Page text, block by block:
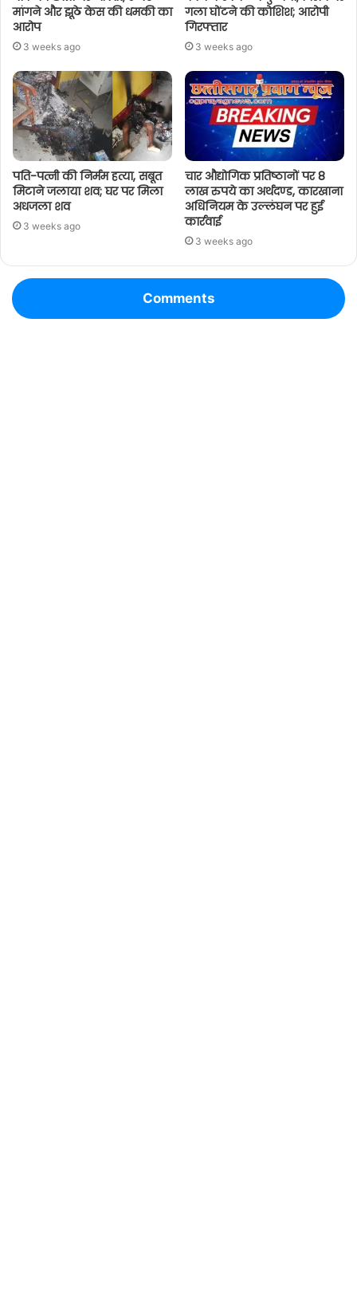
मांगने और झूठे केस की धमकी का
आरोप
3 weeks ago
गला घोंटने की कोशिश; आरोपी
गिरफ्तार
3 weeks ago
पति-पत्नी की निर्मम हत्या, सबूत
मिटाने जलाया शव; घर पर मिला
अधजला शव
3 weeks ago
चार औद्योगिक प्रतिष्ठानों पर 8
लाख रुपये का अर्थदण्ड, कारखाना
अधिनियम के उल्लंघन पर हुई
कार्रवाई
3 weeks ago
Comments